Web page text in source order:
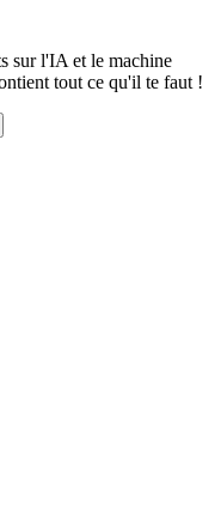
sur l'IA et le machine
tout ce qu'il te faut !